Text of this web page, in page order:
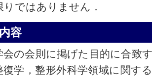
りではありません．
容
会の会則に掲げた目的に合致
復学，整形外科学領域に関す